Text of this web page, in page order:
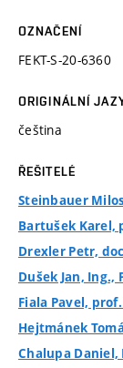
OZNAČENÍ
FEKT-S-20-6360
ORIGINÁLNÍ
čeština
ŘEŠITELÉ
Steinbauer
Bartušek Karel,
Drexler Petr,
Dušek Jan, Ing.,
Fiala Pavel,
Hejtmánek
Chalupa Daniel,